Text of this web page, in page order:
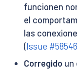
funcionen
el
las
(Issue #58546
Corregidoun